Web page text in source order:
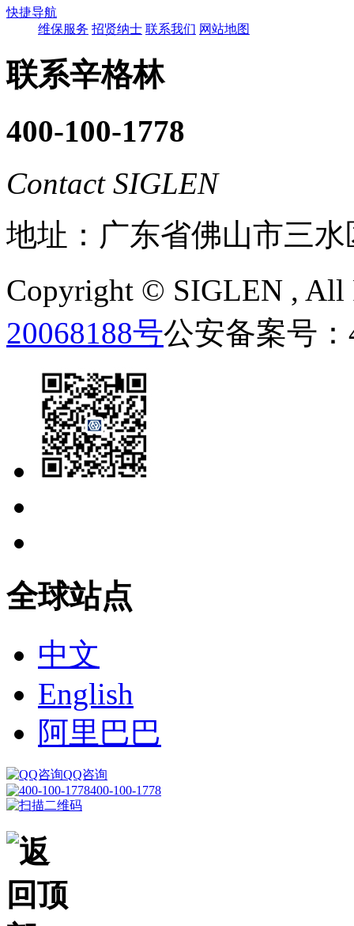
快捷导航
维保服务 招贤纳士 联系我们 网站地图
联系辛格林
400-100-1778
Contact SIGLEN
地址：广东省佛山市三
Copyright © SIGLEN , All
20068188号公安备案号：
全球站点
中文
English
阿里巴巴
QQ咨询
400-100-1778